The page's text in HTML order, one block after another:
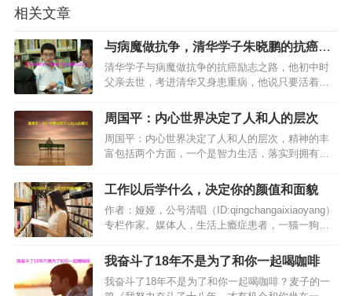
相关文章
与病魔做抗争，清华学子朱晓鹏的抗癌励
志之路
清华学子与病魔做抗争的抗癌励志之路，他初中时
父亲去世，考进清华又身患重病，他说只要活着就
周国平：内心世界决定了人和人的层次
周国平：内心世界决定了人和人的层次，精神的丰
富包括两个方面，一个是智力生活，落实到拥有自
生活。这里说的情感是广义的，不只是爱情、亲
情、友情这些具体的情感形态…
工作以后学什么，决定你的颜值和面貌
作者：娅娅，公号清唱（ID:qingchangaixiaoyang）
专栏作家。媒体人，生活上瘾症患者，一猫一狗儿
我奋斗了18年不是为了和你一起喝咖啡
我奋斗了18年不是为了和你一起喝咖啡？麦子的一